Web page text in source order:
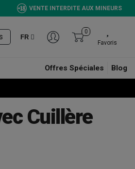
VENTE INTERDITE AUX MINEURS
FR
0
Favoris
Offres Spéciales Blog
Cuillère